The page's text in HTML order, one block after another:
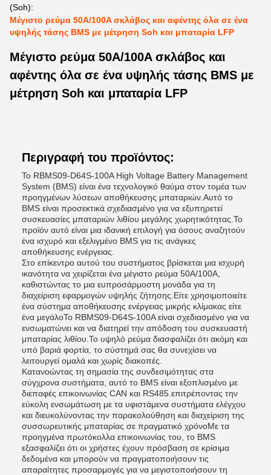
(Soh):
Μέγιστο ρεύμα 50A/100A σκλάβος και αφέντης όλα σε ένα
υψηλής τάσης BMS με μέτρηση Soh και μπαταρία LFP
Μέγιστο ρεύμα 50A/100A σκλάβος και
αφέντης όλα σε ένα υψηλής τάσης BMS με
μέτρηση Soh και μπαταρία LFP
Περιγραφή του προϊόντος:
Το RBMS09-D64S-100A High Voltage Battery Management
System (BMS) είναι ένα τεχνολογικό θαύμα στον τομέα των
προηγμένων λύσεων αποθήκευσης μπαταριών.Αυτό το
BMS είναι προσεκτικά σχεδιασμένο για να εξυπηρετεί
συσκευασίες μπαταριών λιθίου μεγάλης χωρητικότητας.Το
προϊόν αυτό είναι μια ιδανική επιλογή για όσους αναζητούν
ένα ισχυρό και εξελιγμένο BMS για τις ανάγκες
αποθήκευσης ενέργειας.
Στο επίκεντρο αυτού του συστήματος βρίσκεται μια ισχυρή
ικανότητα να χειρίζεται ένα μέγιστο ρεύμα 50A/100A,
καθιστώντας το μια ευπροσάρμοστη μονάδα για τη
διαχείριση εφαρμογών υψηλής ζήτησης.Είτε χρησιμοποιείτε
ένα σύστημα αποθήκευσης ενέργειας μικρής κλίμακας είτε
ένα μεγάλοΤο RBMS09-D64S-100A είναι σχεδιασμένο για να
ενσωματώνει και να διατηρεί την απόδοση του συσκευαστή
μπαταρίας λιθίου.Το υψηλό ρεύμα διασφαλίζει ότι ακόμη και
υπό βαριά φορτία, το σύστημά σας θα συνεχίσει να
λειτουργεί ομαλά και χωρίς διακοπές.
Κατανοώντας τη σημασία της συνδεσιμότητας στα
σύγχρονα συστήματα, αυτό το BMS είναι εξοπλισμένο με
διεπαφές επικοινωνίας CAN και RS485.επιτρέποντας την
εύκολη ενσωμάτωση με τα υφιστάμενα συστήματα ελέγχου
και διευκολύνοντας την παρακολούθηση και διαχείριση της
συσσωρευτικής μπαταρίας σε πραγματικό χρόνοΜε τα
προηγμένα πρωτόκολλα επικοινωνίας του, το BMS
εξασφαλίζει ότι οι χρήστες έχουν πρόσβαση σε κρίσιμα
δεδομένα και μπορούν να πραγματοποιήσουν τις
απαραίτητες προσαρμογές για να μεγιστοποιήσουν τη